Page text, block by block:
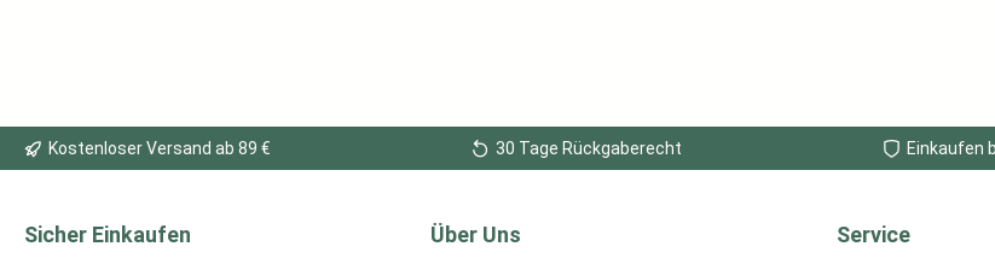
Kostenloser Versand ab 89 € 30 Tage Rückgaberecht Einkaufen
Sicher Einkaufen Über Uns Service